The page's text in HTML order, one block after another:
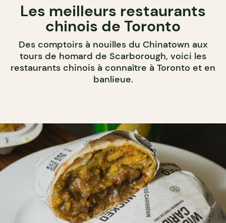
Les meilleurs restaurants
chinois de Toronto
Des comptoirs à nouilles du Chinatown aux
tours de homard de Scarborough, voici les
restaurants chinois à connaître à Toronto et en
banlieue.